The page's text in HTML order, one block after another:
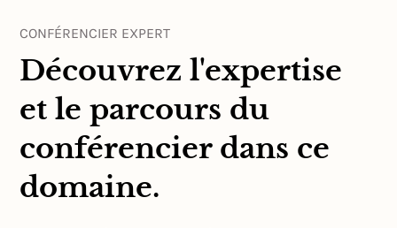
CONFÉRENCIER EXPERT
Découvrez l'expertise
et le parcours du
conférencier dans ce
domaine.